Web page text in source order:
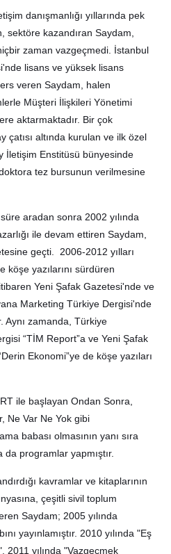
danışmanlığı yıllarında pek
sektöre kazandıran Saydam,
zaman vazgeçmedi. İstanbul
lisans ve yüksek lisans
veren Saydam, halen
Müşteri İlişkileri Yönetimi
aktarmaktadır. Bir çok
çatısı altında kurulan ve ilk özel
İletişim Enstitüsü bünyesinde
tez bursunun verilmesine
aradan sonra 2002 yılında
ile devam ettiren Saydam,
geçti. 2006-2012 yılları
köşe yazılarını sürdüren
Yeni Şafak Gazetesi'nde ve
Marketing Türkiye Dergisi'nde
Aynı zamanda, Türkiye
“TİM Report”a ve Yeni Şafak
Ekonomi”ye de köşe yazıları
ile başlayan Ondan Sonra,
Ne Var Ne Yok gibi
babası olmasının yanı sıra
programlar yapmıştır.
kavramlar ve kitaplarının
çeşitli sivil toplum
Saydam; 2005 yılında
yayınlamıştır. 2010 yılında "Eş
2011 yılında "Vazgeçmek